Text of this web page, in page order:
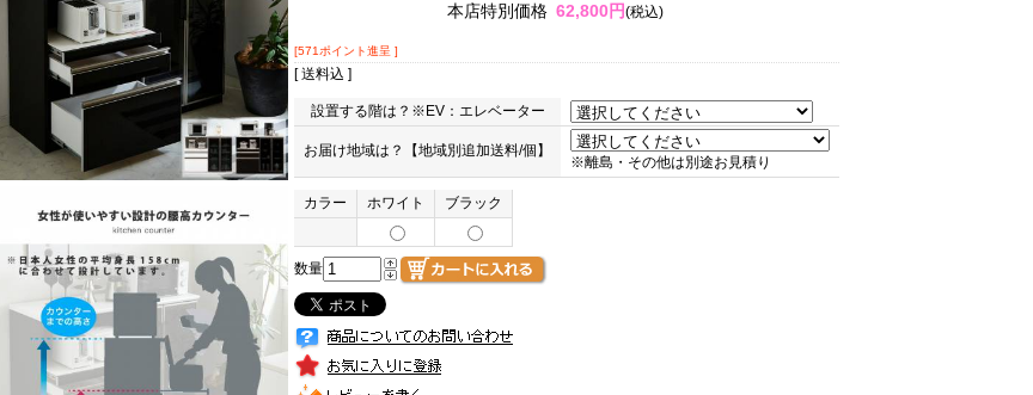
本店特別価格 62,800円(税込)
[571ポイント進呈 ]
[ 送料込 ]
設置する階は？※EV：エレベーター
お届け地域は？【地域別追加送料/個】
※離島・その他は別途お見積り
カラー ホワイト ブラック
数量